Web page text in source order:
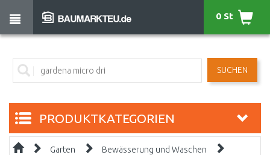
SUCHEN
0 St
PRODUKTKATEGORIEN
Garten
Bewässerung und Waschen